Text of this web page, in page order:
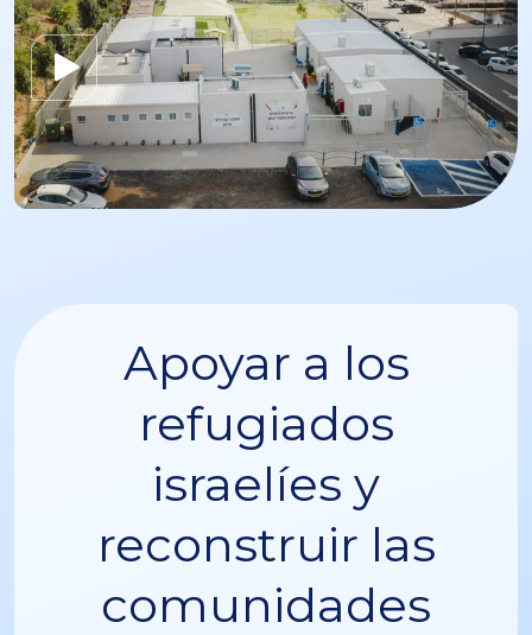
Apoyar a los
refugiados
israelíes y
reconstruir las
comunidades